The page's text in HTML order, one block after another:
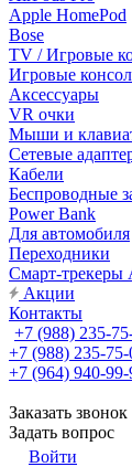
Apple HomePod
Bose
TV / Игровые
Игровые
Аксессуары
VR очки
Мыши и
Сетевые
Кабели
Беспроводные
Power Bank
Для автомобиля
Переходники
Смарт-трекеры
Акции
Контакты
+7 (988) 235-
+7 (988) 235-75-
+7 (964) 940-99-
Заказать звонок
Задать вопрос
Войти